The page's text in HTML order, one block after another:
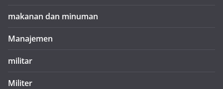
makanan dan minuman
Manajemen
militar
Militer